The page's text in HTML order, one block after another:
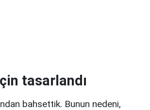
tasarlandı
bahsettik. Bunun nedeni,